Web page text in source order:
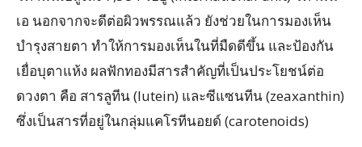
เอ นอกจากจะดีต่อผิวพรรณแล้ว ยังช่วยในการมองเห็น
บำรุงสายตา ทำให้การมองเห็นในที่มืดดีขึ้น และป้องกัน
เยื่อบุตาแห้ง ผลฟักทองมีสารสำคัญที่เป็นประโยชน์ต่อ
ดวงตา คือ สารลูทีน (lutein) และซีแซนทีน (zeaxanthin)
ซึ่งเป็นสารที่อยู่ในกลุ่มแคโรทีนอยด์ (carotenoids)